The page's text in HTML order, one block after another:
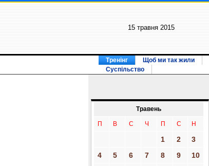
15 травня 2015
Тренінг Щоб ми так жили
Суспільство
Травень
П В С Ч П С Н
1 2
3
4
5 6 7 8 9
10